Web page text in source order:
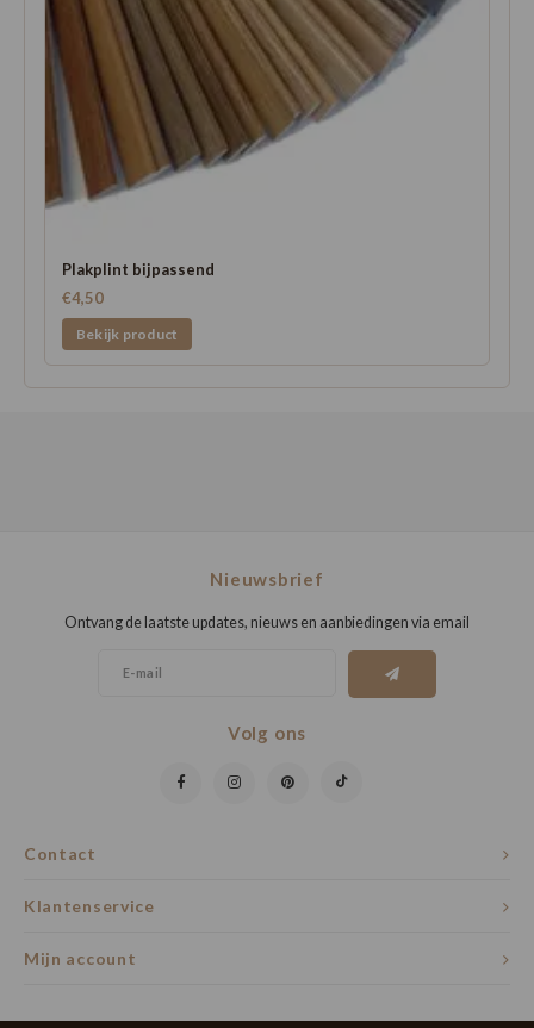
Plakplint bijpassend
€4,50
Bekijk product
Contact
Nieuwsbrief
Ontvang de laatste updates, nieuws en aanbiedingen via email
Volg ons
Klantenservice
Mijn account